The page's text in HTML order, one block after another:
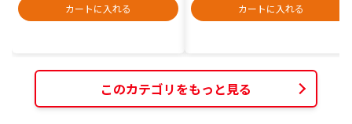
カートに入れる
カートに入れる
このカテゴリをもっと見る